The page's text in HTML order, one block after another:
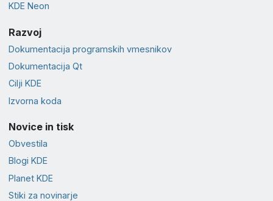
KDE Neon
Razvoj
Dokumentacija programskih vmesnikov
Dokumentacija Qt
Cilji KDE
Izvorna koda
Novice in tisk
Obvestila
Blogi KDE
Planet KDE
Stiki za novinarje